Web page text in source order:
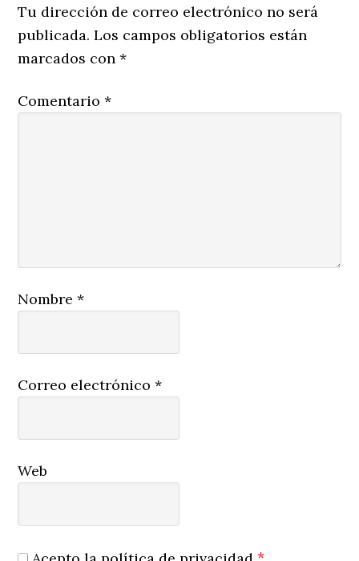
Tu dirección de correo electrónico no será
publicada. Los campos obligatorios están
marcados con*
Comentario*
Nombre*
Correo electrónico*
Web
*